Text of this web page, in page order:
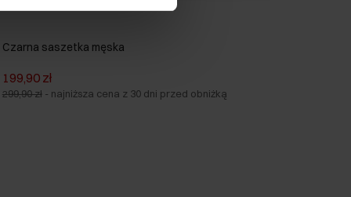
Czarna saszetka męska
199,90 zł
299,90 zł - najniższa cena z 30 dni przed obniżką